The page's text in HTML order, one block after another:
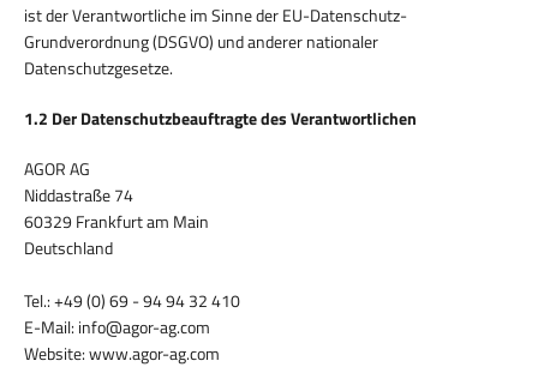
ist der Verantwortliche im Sinne der EU-Datenschutz-
Grundverordnung (DSGVO) und anderer nationaler
Datenschutzgesetze.
1.2 Der Datenschutzbeauftragte des Verantwortlichen
AGOR AG
Niddastraße 74
60329 Frankfurt am Main
Deutschland
Tel.: +49 (0) 69 - 94 94 32 410
E-Mail: info@agor-ag.com
Website: www.agor-ag.com